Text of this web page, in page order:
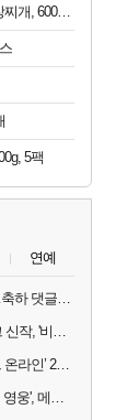
[67%] 맛생각 시골 전통 된장찌개, 600g, 5개
5팩
연예
드래곤소드, 스팀 '압긍'…축하 댓글 달고 게임 코드 받자!
이번 주 출시! 게임프리크 신작, '비스트 오브 리인카네이션'
가레나·포켓페어, ‘팰월드 온라인’ 2026년 출시 예고
디바 잇는 '오버워치 한국 영웅', 메카 파일럿 디몬 나온다